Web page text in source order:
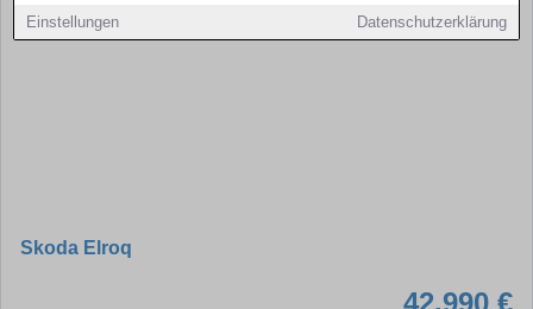
Einstellungen Datenschutzerklärung
Skoda Elroq
42.990 €